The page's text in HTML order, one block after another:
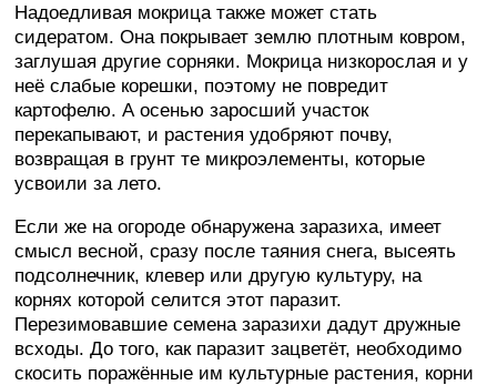
Надоедливая мокрица также может стать
сидератом. Она покрывает землю плотным ковром,
заглушая другие сорняки. Мокрица низкорослая и у
неё слабые корешки, поэтому не повредит
картофелю. А осенью заросший участок
перекапывают, и растения удобряют почву,
возвращая в грунт те микроэлементы, которые
усвоили за лето.
Если же на огороде обнаружена заразиха, имеет
смысл весной, сразу после таяния снега, высеять
подсолнечник, клевер или другую культуру, на
корнях которой селится этот паразит.
Перезимовавшие семена заразихи дадут дружные
всходы. До того, как паразит зацветёт, необходимо
скосить поражённые им культурные растения, корни